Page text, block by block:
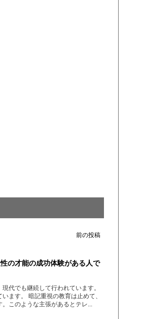
前の投稿
の才能の成功体験がある人で
代でも継続して行われています。
ます。 暗記重視の教育は止めて、
このような主張があるとテレ...